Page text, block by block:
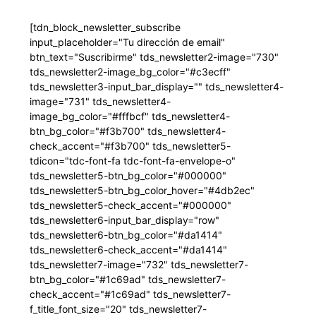
[tdn_block_newsletter_subscribe
input_placeholder="Tu dirección de email"
btn_text="Suscribirme" tds_newsletter2-image="730"
tds_newsletter2-image_bg_color="#c3ecff"
tds_newsletter3-input_bar_display="" tds_newsletter4-
image="731" tds_newsletter4-
image_bg_color="#fffbcf" tds_newsletter4-
btn_bg_color="#f3b700" tds_newsletter4-
check_accent="#f3b700" tds_newsletter5-
tdicon="tdc-font-fa tdc-font-fa-envelope-o"
tds_newsletter5-btn_bg_color="#000000"
tds_newsletter5-btn_bg_color_hover="#4db2ec"
tds_newsletter5-check_accent="#000000"
tds_newsletter6-input_bar_display="row"
tds_newsletter6-btn_bg_color="#da1414"
tds_newsletter6-check_accent="#da1414"
tds_newsletter7-image="732" tds_newsletter7-
btn_bg_color="#1c69ad" tds_newsletter7-
check_accent="#1c69ad" tds_newsletter7-
f_title_font_size="20" tds_newsletter7-